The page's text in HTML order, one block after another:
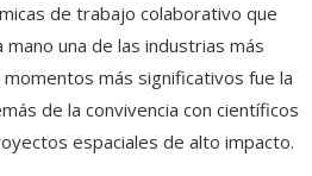
de trabajo colaborativo que
una de las industrias más
más significativos fue la
de la convivencia con científicos
espaciales de alto impacto.